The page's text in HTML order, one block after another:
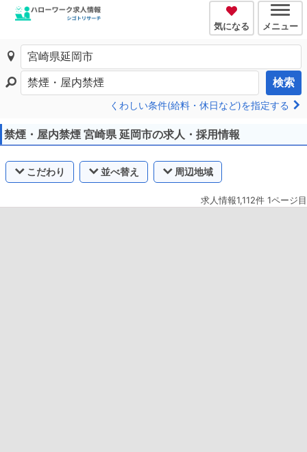
気になる メニュー
検索
くわしい条件(給料・休日など)を指定する
禁煙・屋内禁煙 宮崎県 延岡市の求人・採用情報
こだわり 並べ替え 周辺地域
求人情報1,112件 1ページ目